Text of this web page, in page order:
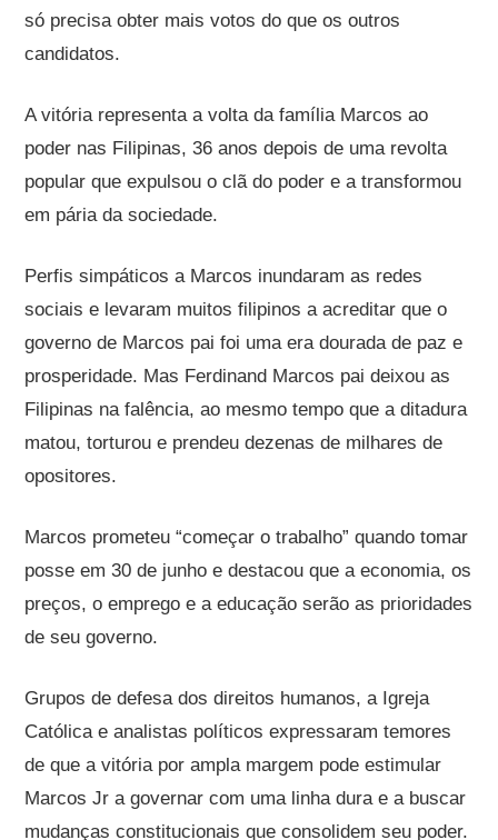
só precisa obter mais votos do que os outros
candidatos.
A vitória representa a volta da família Marcos ao
poder nas Filipinas, 36 anos depois de uma revolta
popular que expulsou o clã do poder e a transformou
em pária da sociedade.
Perfis simpáticos a Marcos inundaram as redes
sociais e levaram muitos filipinos a acreditar que o
governo de Marcos pai foi uma era dourada de paz e
prosperidade. Mas Ferdinand Marcos pai deixou as
Filipinas na falência, ao mesmo tempo que a ditadura
matou, torturou e prendeu dezenas de milhares de
opositores.
Marcos prometeu “começar o trabalho” quando tomar
posse em 30 de junho e destacou que a economia, os
preços, o emprego e a educação serão as prioridades
de seu governo.
Grupos de defesa dos direitos humanos, a Igreja
Católica e analistas políticos expressaram temores
de que a vitória por ampla margem pode estimular
Marcos Jr a governar com uma linha dura e a buscar
mudanças constitucionais que consolidem seu poder.